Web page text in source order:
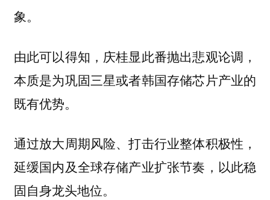
象。
由此可以得知，庆桂显此番抛出悲观论调，
本质是为巩固三星或者韩国存储芯片产业的
既有优势。
通过放大周期风险、打击行业整体积极性，
延缓国内及全球存储产业扩张节奏，以此稳
固自身龙头地位。